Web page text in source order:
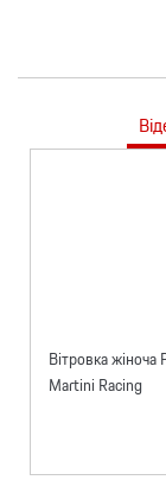
Вітровка жіноча
Martini Racing